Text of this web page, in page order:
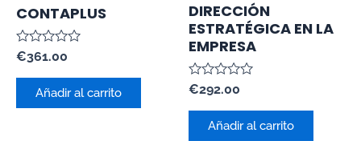
CONTAPLUS
Valorado
con
0
€361.00
Añadir al carrito
DIRECCIÓN
ESTRATÉGICA EN LA
EMPRESA
Valorado
0
€292.00
Añadir al carrito